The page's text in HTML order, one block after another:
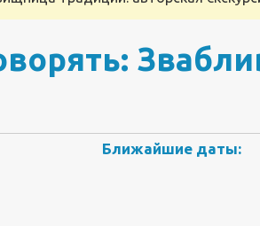
Ближайшие даты: